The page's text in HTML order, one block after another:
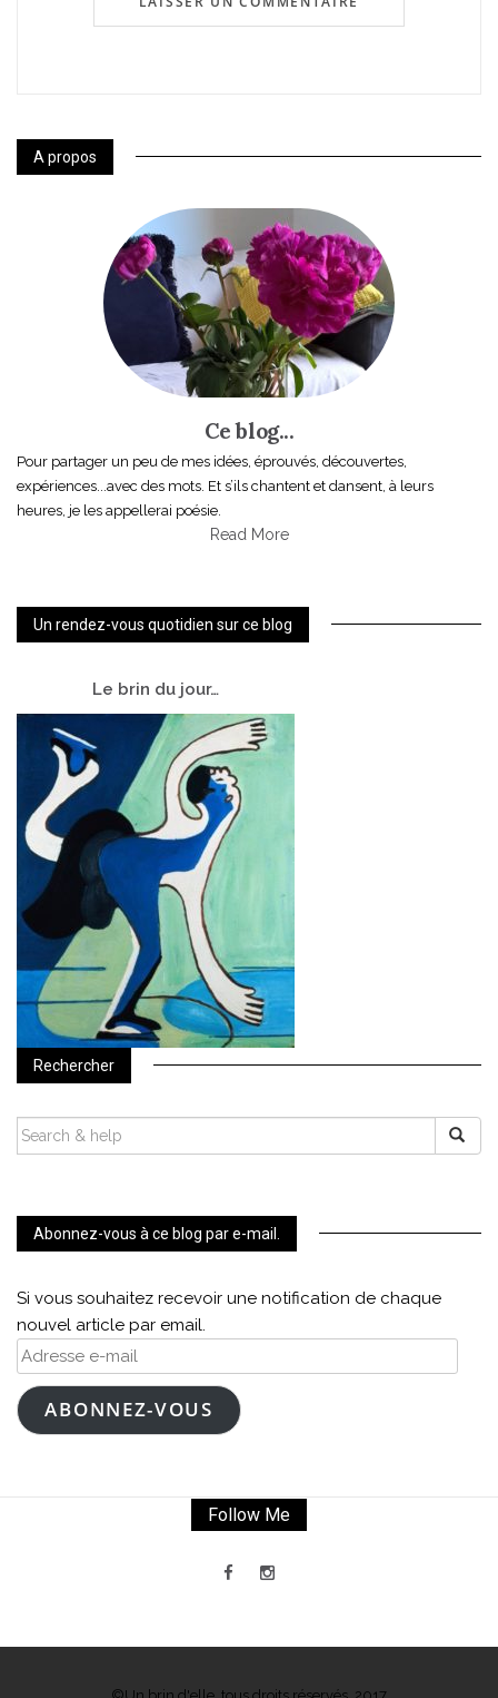
A propos
Ce blog...
Pour partager un peu de mes idées, éprouvés, découvertes,
expériences...avec des mots. Et s’ils chantent et dansent, à leurs
heures, je les appellerai poésie.
Read More
Un rendez-vous quotidien sur ce blog
Le brin du jour…
Rechercher
SEARCH
FOR:
Abonnez-vous à ce blog par e-mail.
Si vous souhaitez recevoir une notification de chaque
nouvel article par email.
Adresse
e-
mailABONNEZ-VOUS
Follow Me
©Un brin d'elle, tous droits réservés, 2017